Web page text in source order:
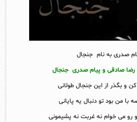
صدری به نام جنجال
صادقی و پیام صدری جنجال
و بگذر از این جنجال طولانی
با من بود تو دنبال یه پایانی
رو می خوام نه غربت نه پشیمونی